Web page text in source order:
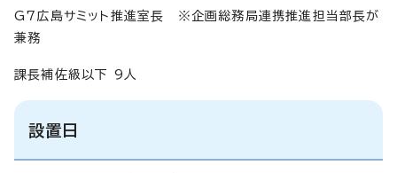
G7広島サミット推進室長 ※企画総務局連携推進担当部長が
兼務
課長補佐級以下 9人
設置日